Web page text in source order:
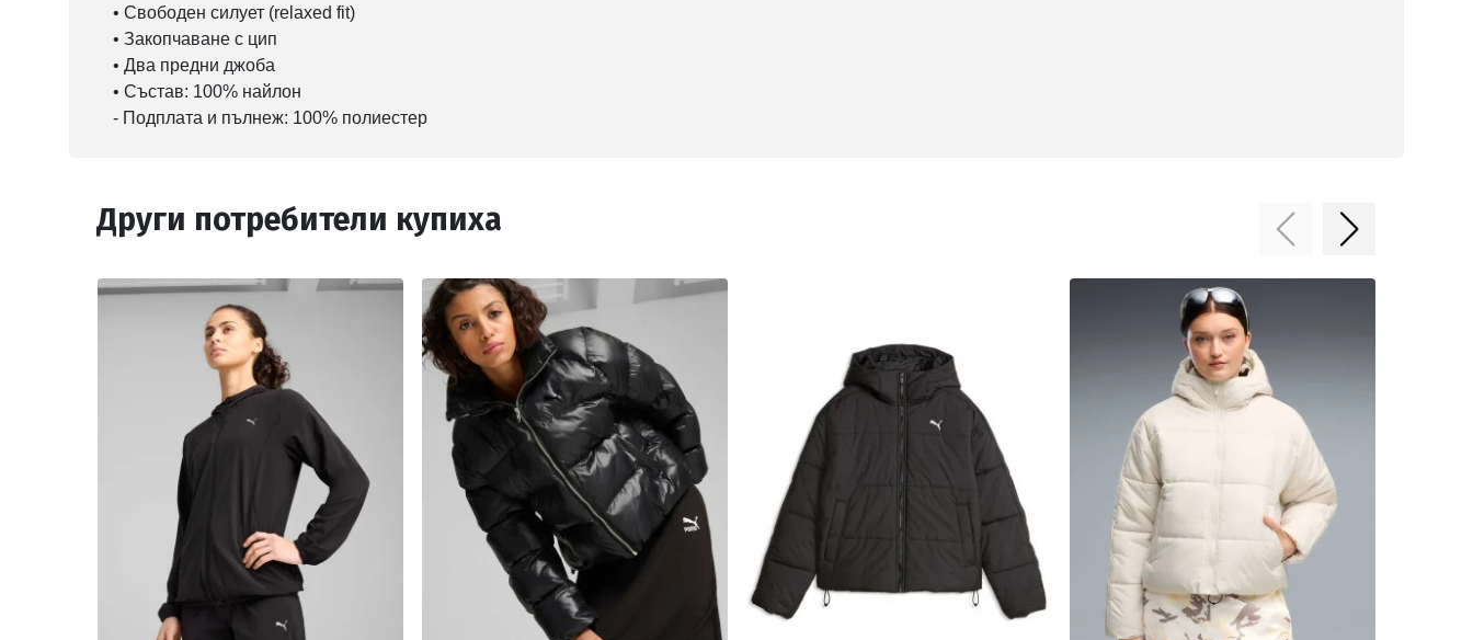
• Свободен силует (relaxed fit)
• Закопчаване с цип
• Два предни джоба
• Състав: 100% найлон
- Подплата и пълнеж: 100% полиестер
Други потребители купиха